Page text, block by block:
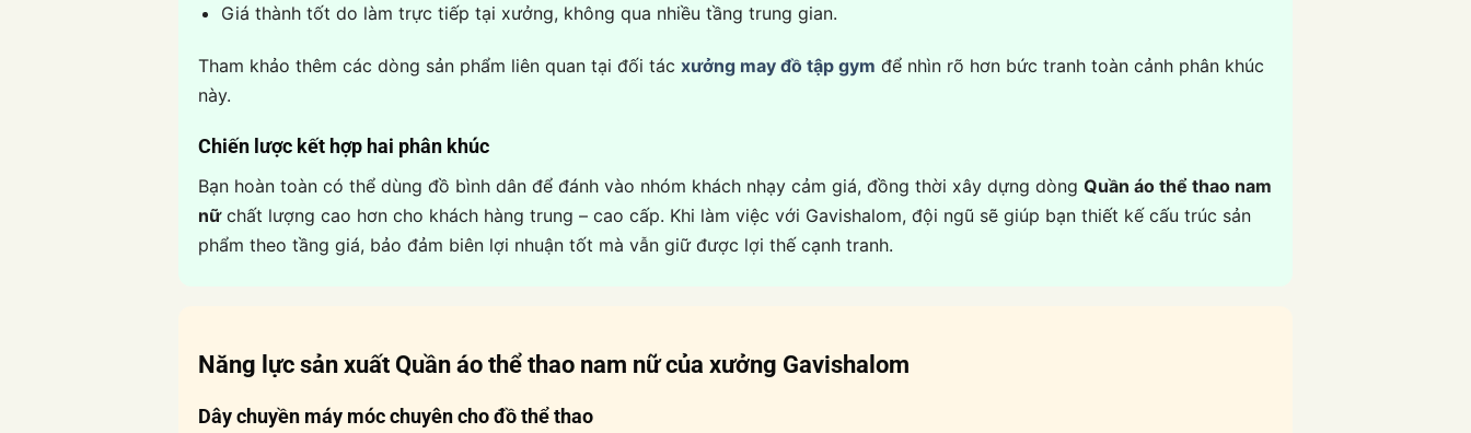
Giá thành tốt do làm trực tiếp tại xưởng, không qua nhiều tầng trung gian.
Tham khảo thêm các dòng sản phẩm liên quan tại đối tác xưởng may đồ tập gym để nhìn rõ hơn bức tranh toàn cảnh phân khúc
này.
Chiến lược kết hợp hai phân khúc
Bạn hoàn toàn có thể dùng đồ bình dân để đánh vào nhóm khách nhạy cảm giá, đồng thời xây dựng dòng Quần áo thể thao nam
nữchất lượng cao hơn cho khách hàng trung – cao cấp. Khi làm việc với Gavishalom, đội ngũ sẽ giúp bạn thiết kế cấu trúc sản
phẩm theo tầng giá, bảo đảm biên lợi nhuận tốt mà vẫn giữ được lợi thế cạnh tranh.
Năng lực sản xuất Quần áo thể thao nam nữcủa xưởng Gavishalom
Dây chuyền máy móc chuyên cho đồ thể thao